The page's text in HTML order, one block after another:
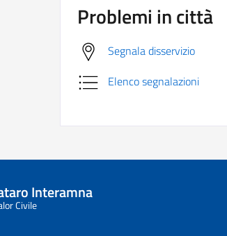
Problemi in città
Segnala disservizio
Elenco segnalazioni
Interamna
Civile